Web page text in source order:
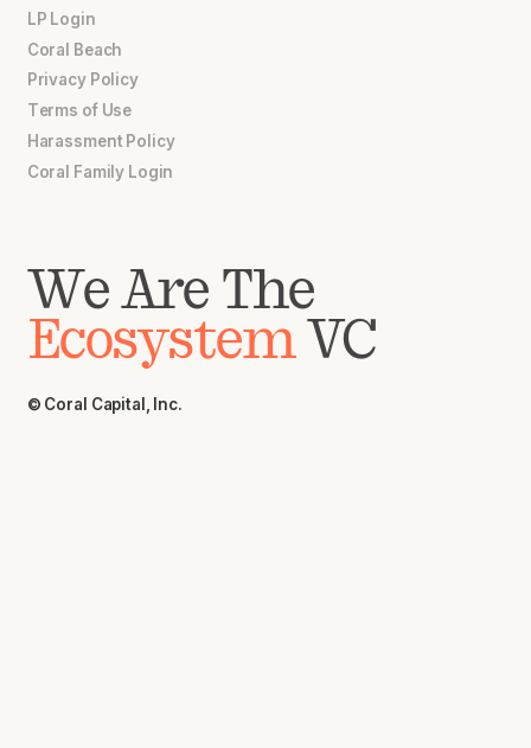
LP Login
Coral Beach
Privacy Policy
Terms of Use
Harassment Policy
Coral Family Login
We Are The
EcosystemVC
© Coral Capital, Inc.